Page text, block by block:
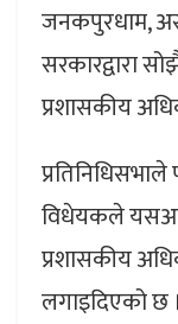
जनकपुरधाम,
सरकारद्वारा
प्रशासकीय
विधेयकले
प्रशासकीय
लगाइदिएको छ ।